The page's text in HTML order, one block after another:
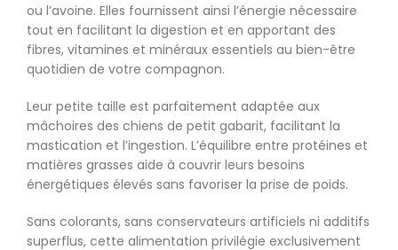
ou l’avoine. Elles fournissent ainsi l’énergie nécessaire
tout en facilitant la digestion et en apportant des
fibres, vitamines et minéraux essentiels au bien-être
quotidien de votre compagnon.
Leur petite taille est parfaitement adaptée aux
mâchoires des chiens de petit gabarit, facilitant la
mastication et l’ingestion. L’équilibre entre protéines et
matières grasses aide à couvrir leurs besoins
énergétiques élevés sans favoriser la prise de poids.
Sans colorants, sans conservateurs artificiels ni additifs
superflus, cette alimentation privilégie exclusivement